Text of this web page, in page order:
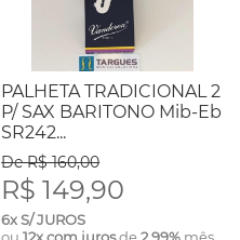
PALHETA TRADICIONAL 2
P/ SAX BARITONO Mib-Eb
SR242...
De R$ 160,00
R$ 149,90
6x S/ JUROS
ou12x com jurosde2,99% mês